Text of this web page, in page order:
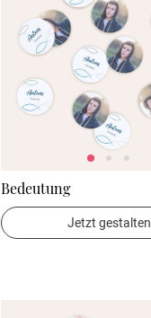
Bedeutung
Jetzt gestalten